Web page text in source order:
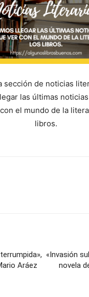
sección de noticias
las últimas
el mundo de la
libros.
Aráez
«Invasión
novela